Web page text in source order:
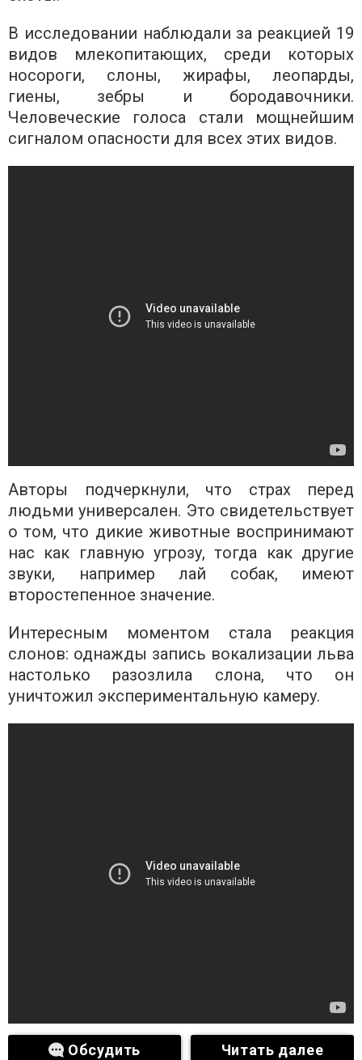
В исследовании наблюдали за реакцией 19
видов млекопитающих, среди которых
носороги, слоны, жирафы, леопарды,
гиены, зебры и бородавочники.
Человеческие голоса стали мощнейшим
сигналом опасности для всех этих видов.
Авторы подчеркнули, что страх перед
людьми универсален. Это свидетельствует
о том, что дикие животные воспринимают
нас как главную угрозу, тогда как другие
звуки, например лай собак, имеют
второстепенное значение.
Интересным моментом стала реакция
слонов: однажды запись вокализации льва
настолько разозлила слона, что он
уничтожил экспериментальную камеру.
Обсудить Читать далее